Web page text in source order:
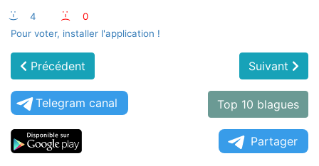
:-) 4 :-(
0
Pour voter, installer l'application !
Précédent Suivant
Telegram canal Top 10 blagues
Partager